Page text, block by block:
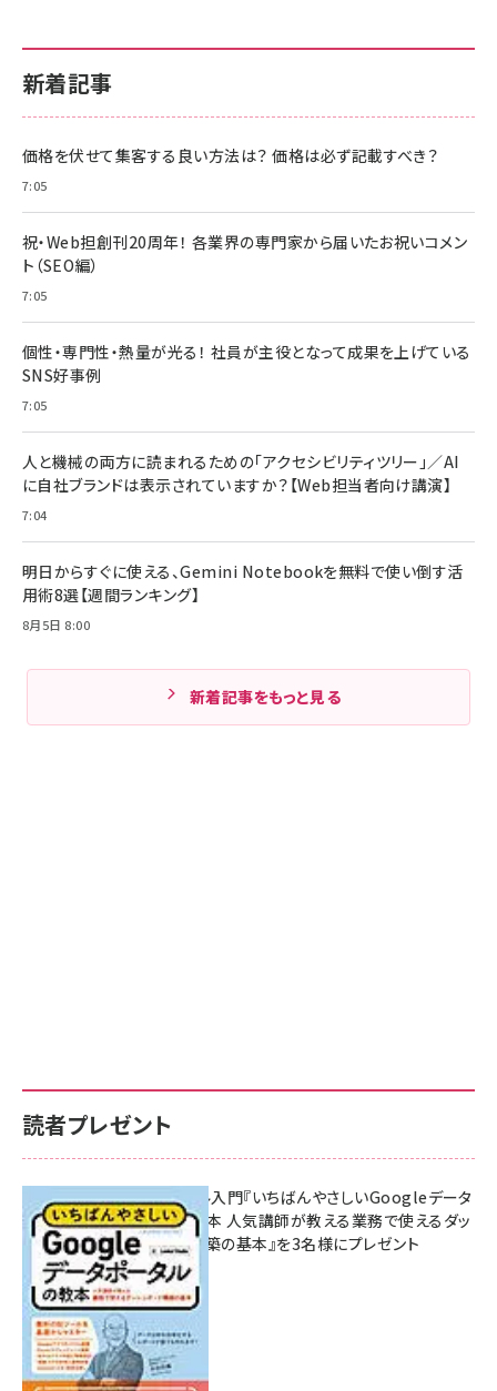
新着記事
価格を伏せて集客する良い方法は？ 価格は必ず記載すべき？
7:05
祝・Web担創刊20周年！ 各業界の専門家から届いたお祝いコメン
ト（SEO編）
7:05
個性・専門性・熱量が光る！ 社員が主役となって成果を上げている
SNS好事例
7:05
人と機械の両方に読まれるための「アクセシビリティツリー」／AI
に自社ブランドは表示されていますか？【Web担当者向け講演】
7:04
明日からすぐに使える、Gemini Notebookを無料で使い倒す活
用術8選【週間ランキング】
8月5日 8:00
新着記事をもっと見る
読者プレゼント
無料BIツール入門『いちばんやさしいGoogleデータ
ポータルの教本 人気講師が教える業務で使えるダッ
シュボード構築の基本』を3名様にプレゼント
7月31日 10:00